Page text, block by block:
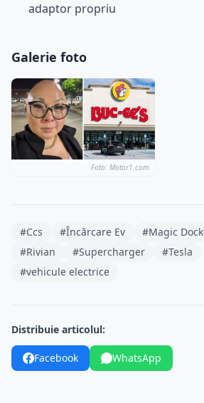
adaptor propriu
Galerie foto
Foto: Motor1.com
#Ccs #Încărcare Ev #Magic Dock
#Rivian
#Supercharger
#Tesla
#vehicule electrice
Distribuie articolul:
Facebook WhatsApp